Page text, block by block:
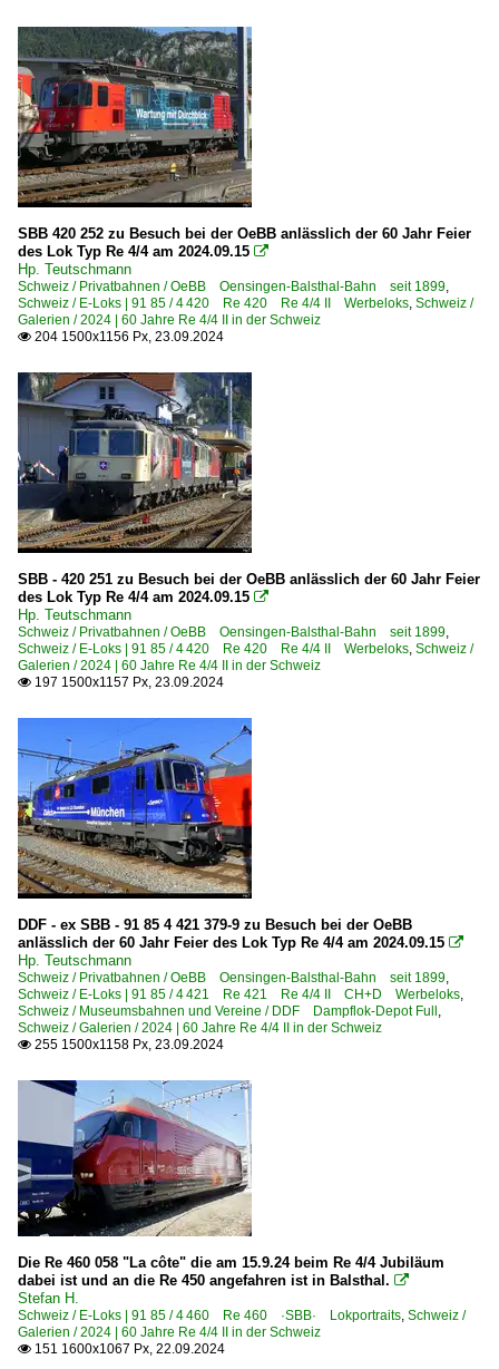
SBB 420 252 zu Besuch bei der OeBB anlässlich der 60 Jahr Feier
des Lok Typ Re 4/4 am 2024.09.15 
Hp. Teutschmann
Schweiz / Privatbahnen / OeBB Oensingen-Balsthal-Bahn seit 1899,
Schweiz / E-Loks | 91 85 / 4 420 Re 420 Re 4/4 II Werbeloks, Schweiz /
Galerien / 2024 | 60 Jahre Re 4/4 II in der Schweiz
 204 1500x1156 Px, 23.09.2024
SBB - 420 251 zu Besuch bei der OeBB anlässlich der 60 Jahr Feier
des Lok Typ Re 4/4 am 2024.09.15 
Hp. Teutschmann
Schweiz / Privatbahnen / OeBB Oensingen-Balsthal-Bahn seit 1899,
Schweiz / E-Loks | 91 85 / 4 420 Re 420 Re 4/4 II Werbeloks, Schweiz /
Galerien / 2024 | 60 Jahre Re 4/4 II in der Schweiz
 197 1500x1157 Px, 23.09.2024
DDF - ex SBB - 91 85 4 421 379-9 zu Besuch bei der OeBB
anlässlich der 60 Jahr Feier des Lok Typ Re 4/4 am 2024.09.15 
Hp. Teutschmann
Schweiz / Privatbahnen / OeBB Oensingen-Balsthal-Bahn seit 1899,
Schweiz / E-Loks | 91 85 / 4 421 Re 421 Re 4/4 II CH+D Werbeloks,
Schweiz / Museumsbahnen und Vereine / DDF Dampflok-Depot Full ,
Schweiz / Galerien / 2024 | 60 Jahre Re 4/4 II in der Schweiz
 255 1500x1158 Px, 23.09.2024
Die Re 460 058 "La côte" die am 15.9.24 beim Re 4/4 Jubiläum
dabei ist und an die Re 450 angefahren ist in Balsthal. 
Stefan H.
Schweiz / E-Loks | 91 85 / 4 460 Re 460 ·SBB· Lokportraits, Schweiz /
Galerien / 2024 | 60 Jahre Re 4/4 II in der Schweiz
 151 1600x1067 Px, 22.09.2024